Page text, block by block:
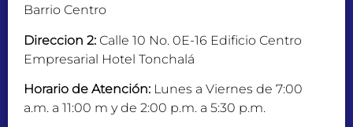
Barrio Centro
Direccion 2: Calle 10 No. 0E-16 Edificio Centro
Empresarial Hotel Tonchalá
Horario de Atención: Lunes a Viernes de 7:00
a.m. a 11:00 m y de 2:00 p.m. a 5:30 p.m.